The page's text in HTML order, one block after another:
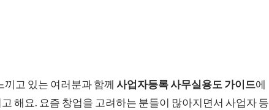
고 있는 여러분과 함께 사업자등록 사무실용도 가이드에
해요. 요즘 창업을 고려하는 분들이 많아지면서 사업자 등